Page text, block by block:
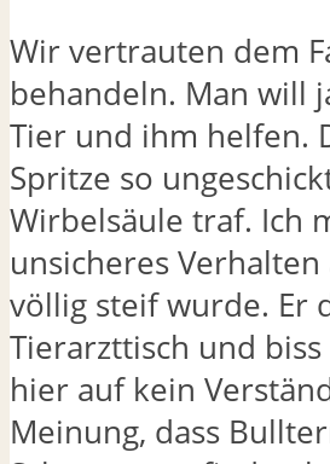
Wir vertrauten dem
behandeln. Man will
Tier und ihm helfen.
Spritze so
Wirbelsäule traf. Ich
unsicheres
völlig steif wurde. Er
Tierarzttisch und
hier auf kein
Meinung, dass